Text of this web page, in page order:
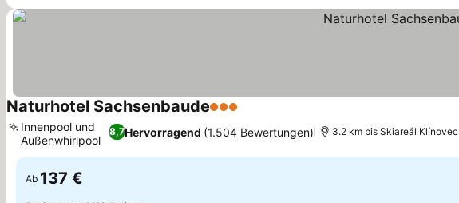
Naturhotel Sachsenbaude3 Sterne
8,7Hervorragend (1.504 Bewertungen)
Innenpool und
Außenwhirlpool
3.2 km bis Skiareál Klínovec
Ab 137 €